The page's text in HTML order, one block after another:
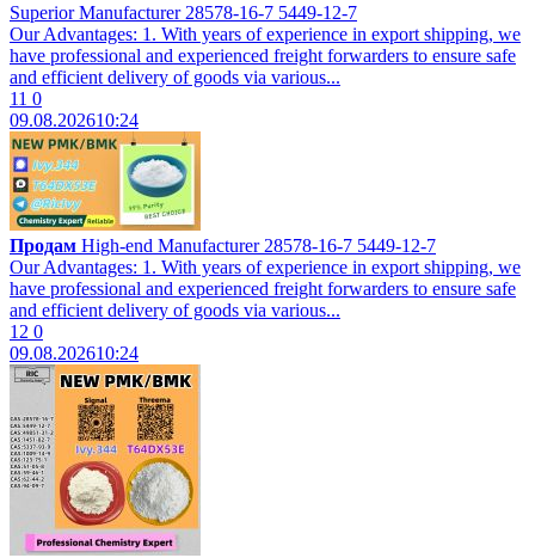
Superior Manufacturer 28578-16-7 5449-12-7
Our Advantages: 1. With years of experience in export shipping, we
have professional and experienced freight forwarders to ensure safe
and efficient delivery of goods via various...
11 0
09.08.202610:24
Продам High-end Manufacturer 28578-16-7 5449-12-7
Our Advantages: 1. With years of experience in export shipping, we
have professional and experienced freight forwarders to ensure safe
and efficient delivery of goods via various...
12 0
09.08.202610:24